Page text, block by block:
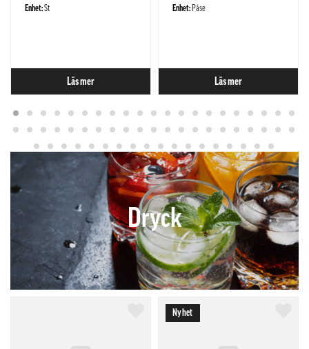
Enhet:St
Läs mer
Enhet: Påse
Läs mer
Dryck
Nyhet